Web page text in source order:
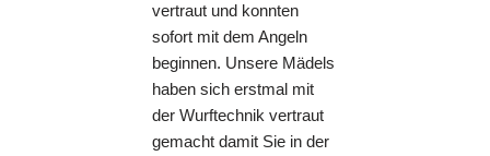
vertraut und konnten
sofort mit dem Angeln
beginnen. Unsere Mädels
haben sich erstmal mit
der Wurftechnik vertraut
gemacht damit Sie in der